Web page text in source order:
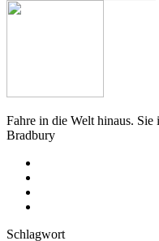
Fahre in die Welt hinaus. Sie
Bradbury
Schlagwort